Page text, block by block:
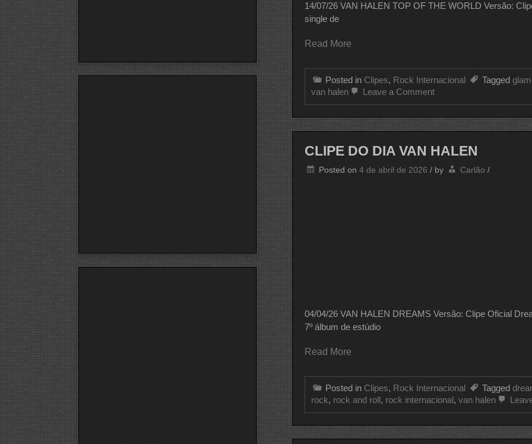
14/07/26 VAN HALEN TOP OF THE WORLD Versão:
single de
Read More
Posted in Clipes, Rock Internacional Tagged
van halen
Leave a Commenton
VAN
CLIPE DO DIA VAN HALEN
Posted on 4 de abril de 2026 / by Carlão /
04/04/26 VAN HALEN DREAMS Versão: Clipe Oficial
7º álbum de estúdio
Read More
Posted in Clipes, Rock Internacional Tagged
rock, rock and roll, rock internacional, van halen